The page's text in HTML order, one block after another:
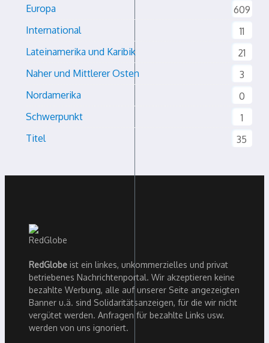
Europa
609
International
11
Lateinamerika und Karibik
21
Naher und Mittlerer Osten
3
Nordamerika
0
Schwerpunkt
1
Titel
35
RedGlobe ist ein linkes, unkommerzielles und privat
betriebenes Nachrichtenportal. Wir akzeptieren keine
bezahlte Werbung, alle auf unserer Seite angezeigten
Banner u.ä. sind Solidaritätsanzeigen, für die wir nicht
vergütet werden. Anfragen für bezahlte Links usw.
werden von uns ignoriert.